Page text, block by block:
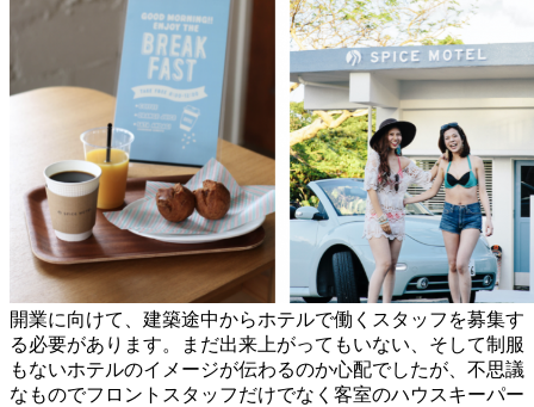
開業に向けて、建築途中からホテルで働くスタッフを募集す
る必要があります。まだ出来上がってもいない、そして制服
もないホテルのイメージが伝わるのか心配でしたが、不思議
なものでフロントスタッフだけでなく客室のハウスキーパー